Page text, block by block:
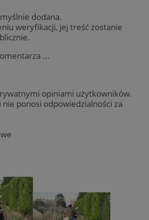
dodana.
weryfikacji, jej treść zostanie
...
opiniami użytkowników.
ponosi odpowiedzialności za